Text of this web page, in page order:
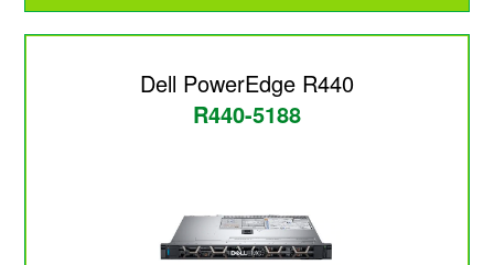
Dell PowerEdge R440
R440-5188